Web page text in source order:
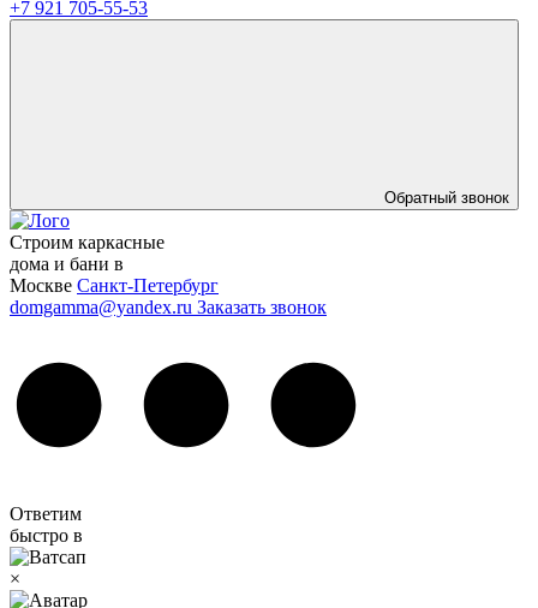
+7 921 705-55-53
Обратный звонок
Строим каркасные
дома и бани в
Москве Санкт-Петербург
domgamma@yandex.ru Заказать звонок
Ответим
быстро в
×